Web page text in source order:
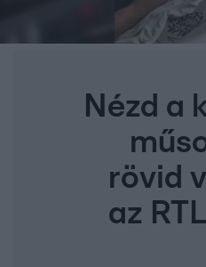
Nézd a
rövid
az